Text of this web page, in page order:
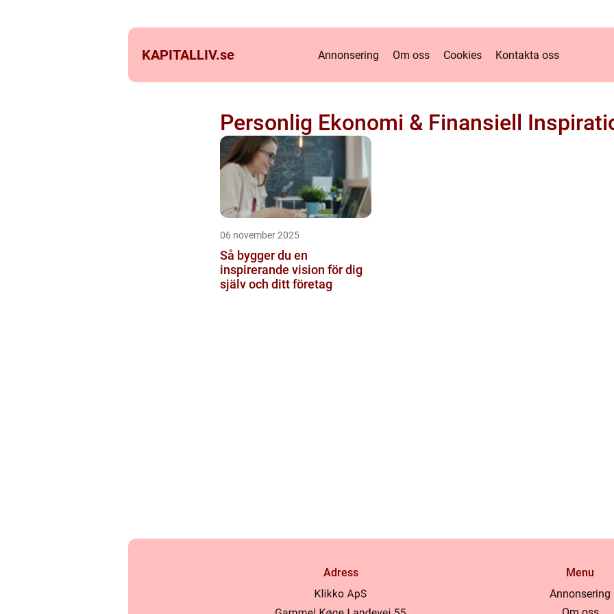
KAPITALLIV.se Annonsering Om oss Cookies Kontakta oss
Personlig Ekonomi & Finansiell
06 november 2025
Så bygger du en
inspirerande vision för dig
själv och ditt företag
Adress
Menu
Annonsering